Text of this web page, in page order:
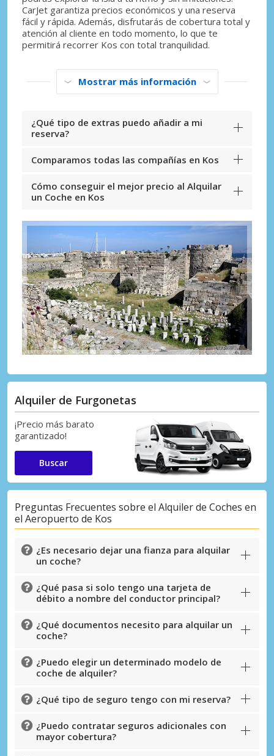
CarJet garantiza precios económicos y una reserva
fácil y rápida. Además, disfrutarás de cobertura total y
atención al cliente en todo momento, lo que te
permitirá recorrer Kos con total tranquilidad.
Mostrar más información
¿Qué tipo de extras puedo añadir a mi
reserva?
Comparamos todas las compañías en Kos
Cómo conseguir el mejor precio al Alquilar
un Coche en Kos
Alquiler de Furgonetas
¡Precio más barato
garantizado!
Buscar
Preguntas Frecuentes sobre el Alquiler de Coches en
el Aeropuerto de Kos
¿Es necesario dejar una fianza para alquilar
un coche?
¿Qué pasa si solo tengo una tarjeta de
débito a nombre del conductor principal?
¿Qué documentos necesito para alquilar un
coche?
¿Puedo elegir un determinado modelo de
coche de alquiler?
¿Qué tipo de seguro tengo con mi reserva?
¿Puedo contratar seguros adicionales con
mayor cobertura?